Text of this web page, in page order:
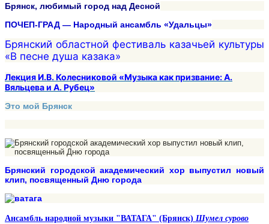
Брянск, любимый город над Десной
ПОЧЕП-ГРАД — Народный ансамбль «Удальцы»
Брянский областной фестиваль казачьей культуры
«В песне душа казака»
Лекция И.В. Колесниковой «Музыка как призвание: А.
Вяльцева и А. Рубец»
Это мой Брянск
Брянский городской академический хор выпустил новый
клип, посвященный Дню города
Ансамбль народной музыки "ВАТАГА" (Брянск) Шумел сурово